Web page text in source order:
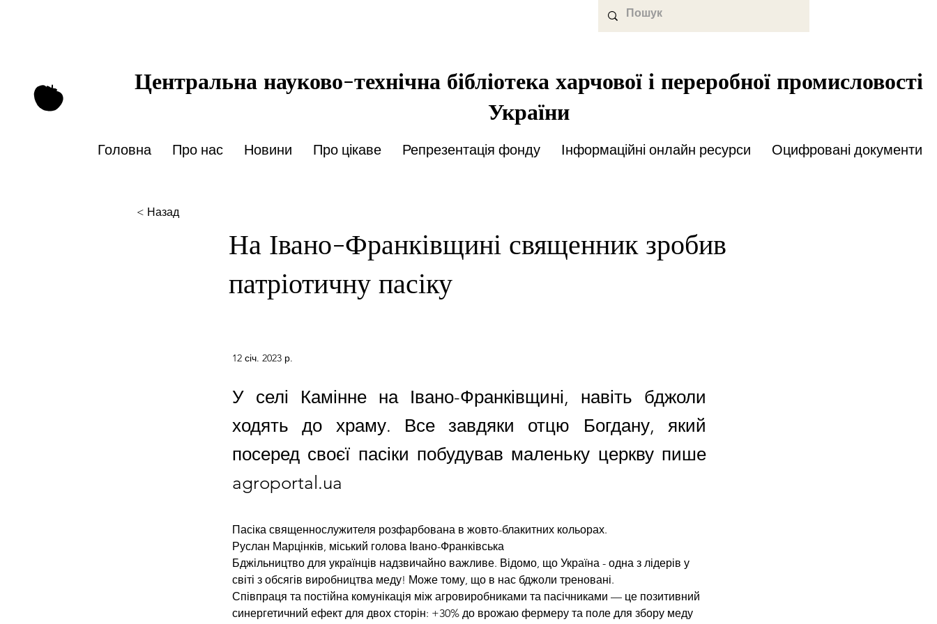
Центральна науково-технічна бібліотека харчової і переробної промисловості
України
Головна Про нас Новини Про цікаве Репрезентація фонду Інформаційні онлайн ресурси Оцифровані документи
< Назад
На Івано-Франківщині священник зробив
патріотичну пасіку
12 січ. 2023 р.
У селі Камінне на Івано-Франківщині, навіть бджоли
ходять до храму. Все завдяки отцю Богдану, який
посеред своєї пасіки побудував маленьку церкву пише
agroportal.ua
Пасіка священнослужителя розфарбована в жовто-блакитних кольорах.
Руслан Марцінків, міський голова Івано-Франківська
Бджільництво для українців надзвичайно важливе. Відомо, що Україна - одна з лідерів у
світі з обсягів виробництва меду! Може тому, що в нас бджоли треновані.
Співпраця та постійна комунікація між агровиробниками та пасічниками — це позитивний
синергетичний ефект для двох сторін: +30% до врожаю фермеру та поле для збору меду